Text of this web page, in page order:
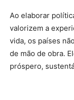
Ao elaborar
valorizem a
vida, os países
de mão de obra.
próspero,